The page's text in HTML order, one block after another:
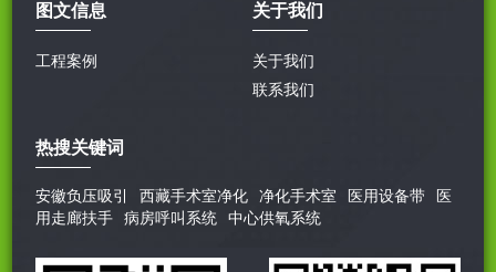
图文信息
工程案例
关于我们
关于我们
联系我们
热搜关键词
安徽负压吸引 西藏手术室净化 净化手术室 医用设备带
医
用走廊扶手
病房呼叫系统 中心供氧系统